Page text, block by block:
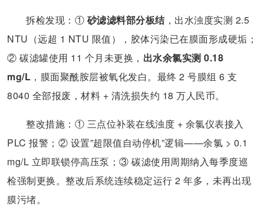
拆检发现：① 砂滤滤料部分板结，出水浊度实测 2.5
NTU（远超 1 NTU 限值），胶体污染已在膜面形成硬垢；
② 碳滤罐使用 11 个月未更换， 出水余氯实测 0.18
mg/L ，膜面聚酰胺层被氧化发白。最终 2 号膜组 6 支
8040 全部报废，材料 + 清洗损失约 18 万人民币。
整改措施：① 三点位补装在线浊度 + 余氯仪表接入
PLC 报警；② 设置”超限值自动停机”逻辑——余氯 > 0.1
mg/L 立即联锁停高压泵；③ 碳滤使用周期纳入每季度巡
检强制更换。整改后系统连续稳定运行 2 年多，未再出现
膜污堵。